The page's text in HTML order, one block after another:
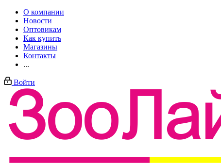
О компании
Новости
Оптовикам
Как купить
Магазины
Контакты
...
Войти